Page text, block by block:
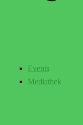
Events
Mediathek